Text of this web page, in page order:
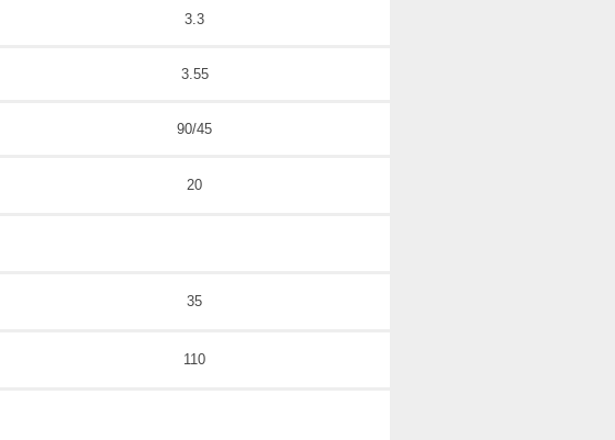
3.3
3.55
90/45
20
35
110